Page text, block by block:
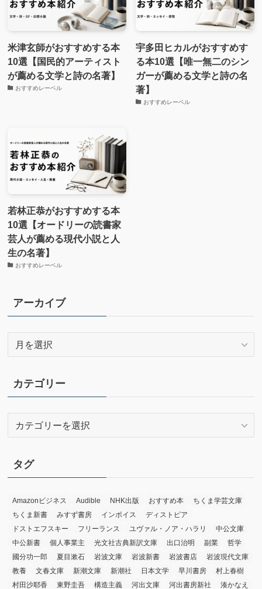
米津玄師がおすすめする本
10選【国民的アーティスト
が薦める文学と詩の名著】
おすすめレーベル
宇多田ヒカルがおすすめす
る本10選【唯一無二のシン
ガーが薦める文学と詩の名
著】
おすすめレーベル
若林正恭がおすすめする本
10選【オードリーの読書家
芸人が薦める現代小説と人
生の名著】
おすすめレーベル
アーカイブ
イ
ブ
カテゴリー
リ
ー
タグ
Amazonビジネス Audible NHK出版 おすすめ本
ちくま学芸文庫
ちくま新書
みすず書房 インボイス
ディストピア
ドストエフスキー
フリーランス ユヴァル・ノア・ハラリ
中公文庫
中公新書
個人事業主 光文社古典新訳文庫 出口治明 副業
哲学
國分功一郎
夏目漱石 岩波文庫 岩波新書 岩波書店
岩波現代文庫
教養
文春文庫 新潮文庫 新潮社 日本文学 早川書房
村上春樹
村田沙耶香
東野圭吾 構造主義 河出文庫 河出書房新社 湊かなえ